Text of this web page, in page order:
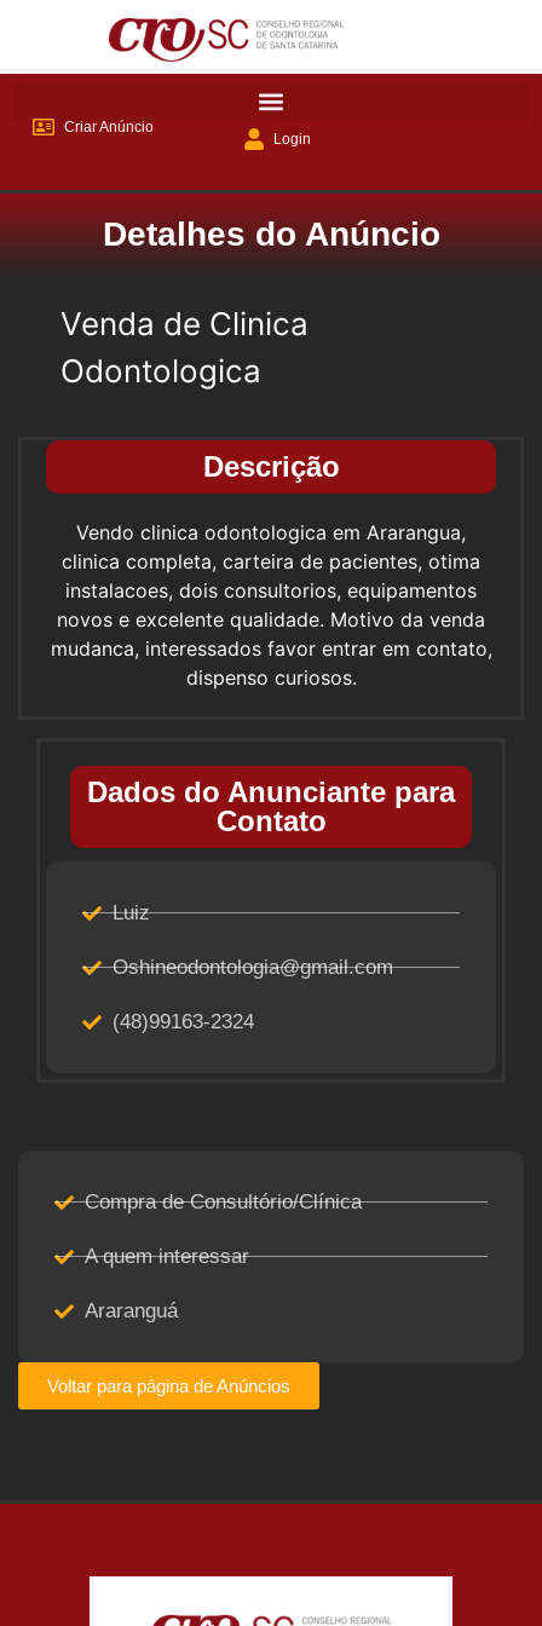
Criar Anúncio
Login
Detalhes do Anúncio
Venda de Clinica
Odontologica
Descrição
Vendo clinica odontologica em Ararangua,
clinica completa, carteira de pacientes, otima
instalacoes, dois consultorios, equipamentos
novos e excelente qualidade. Motivo da venda
mudanca, interessados favor entrar em contato,
dispenso curiosos.
Dados do Anunciante para
Contato
Luiz
Oshineodontologia@gmail.com
(48)99163-2324
Compra de Consultório/Clínica
A quem interessar
Araranguá
Voltar para página de Anúncios